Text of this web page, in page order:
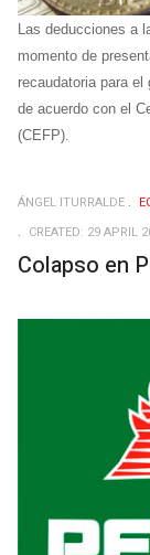
Las deducciones a
momento de
recaudatoria para
de acuerdo con el
(CEFP).
ÁNGEL ITURRALDE
CREATED: 29 APRIL
Colapso en